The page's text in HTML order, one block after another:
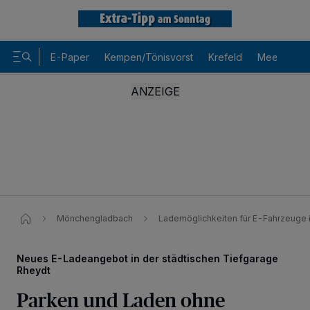
E-Paper Kempen/Tönisvorst Krefeld Meerbusch
Mönchengladbach Lademöglichkeiten für E-Fahrzeuge
Neues E-Ladeangebot in der städtischen Tiefgarage
Rheydt
Parken und Laden ohne